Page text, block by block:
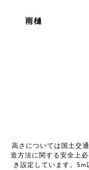
雨樋
高さについては国土交
造方法に関する安全上
き設定しています。 5m